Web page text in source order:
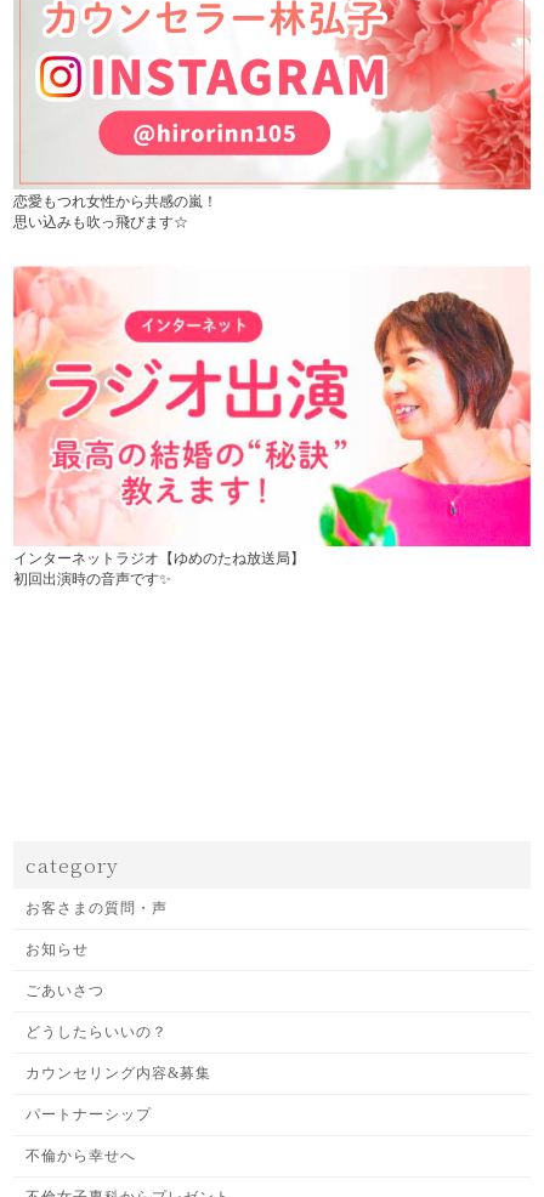
恋愛もつれ女性から共感の嵐！
思い込みも吹っ飛びます☆
インターネットラジオ【ゆめのたね放送局】
初回出演時の音声です✨
category
お客さまの質問・声
お知らせ
ごあいさつ
どうしたらいいの？
カウンセリング内容&募集
パートナーシップ
不倫から幸せへ